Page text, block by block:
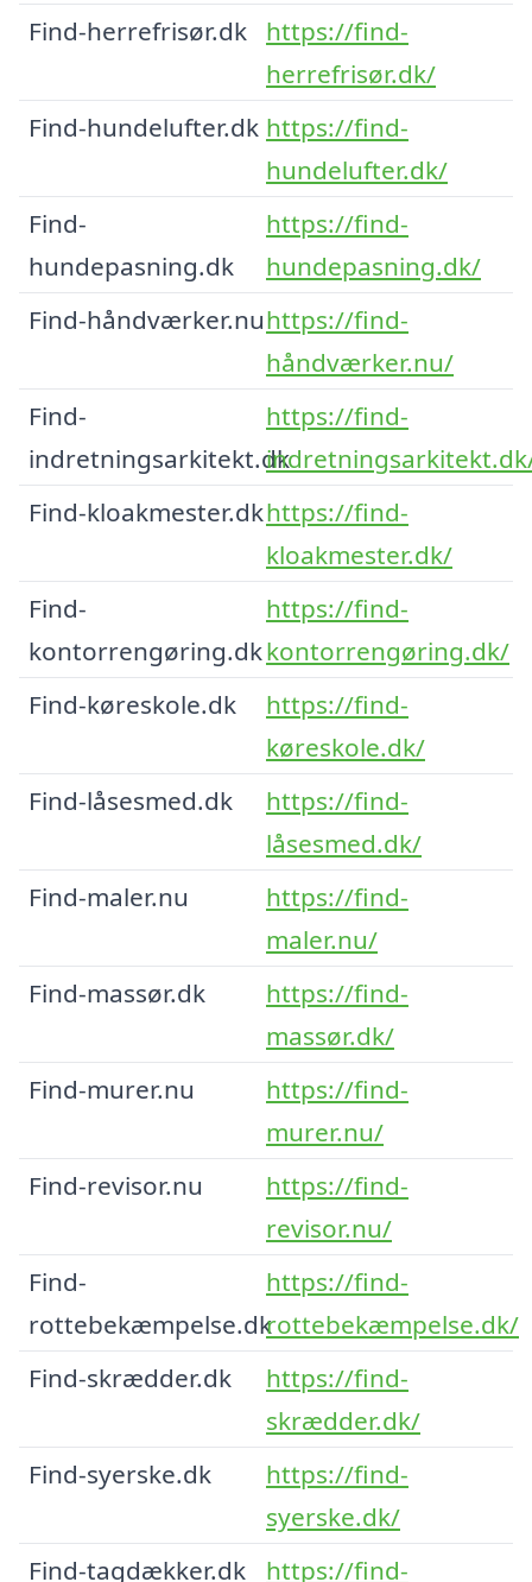
Find-herrefrisør.dk
https://find-
herrefrisør.dk/
Find-hundelufter.dk https://find-
hundelufter.dk/
Find-
hundepasning.dk
https://find-
hundepasning.dk/
Find-håndværker.nuhttps://find-
håndværker.nu/
Find-
indretningsarkitekt.dk
https://find-
Find-kloakmester.dkhttps://find-
kloakmester.dk/
Find-
kontorrengøring.dk
https://find-
kontorrengøring.dk/
Find-køreskole.dk
https://find-
køreskole.dk/
Find-låsesmed.dk
https://find-
låsesmed.dk/
Find-maler.nu
https://find-
maler.nu/
Find-massør.dk
https://find-
massør.dk/
Find-murer.nu
https://find-
murer.nu/
Find-revisor.nu
https://find-
revisor.nu/
Find-
rottebekæmpelse.dk
https://find-
rottebekæmpelse.dk/
Find-skrædder.dk
https://find-
skrædder.dk/
Find-syerske.dk
https://find-
syerske.dk/
Find-tagdækker.dk
https://find-